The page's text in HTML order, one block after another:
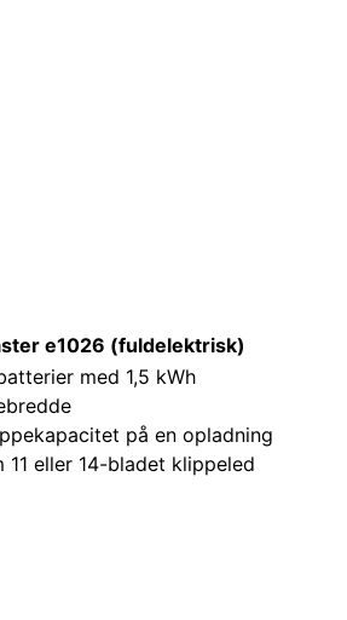
e1026 (fuldelektrisk)
med 1,5 kWh
på en opladning
eller 14-bladet klippeled